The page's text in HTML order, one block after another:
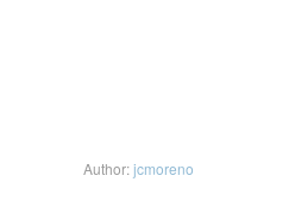
Author:jcmoreno